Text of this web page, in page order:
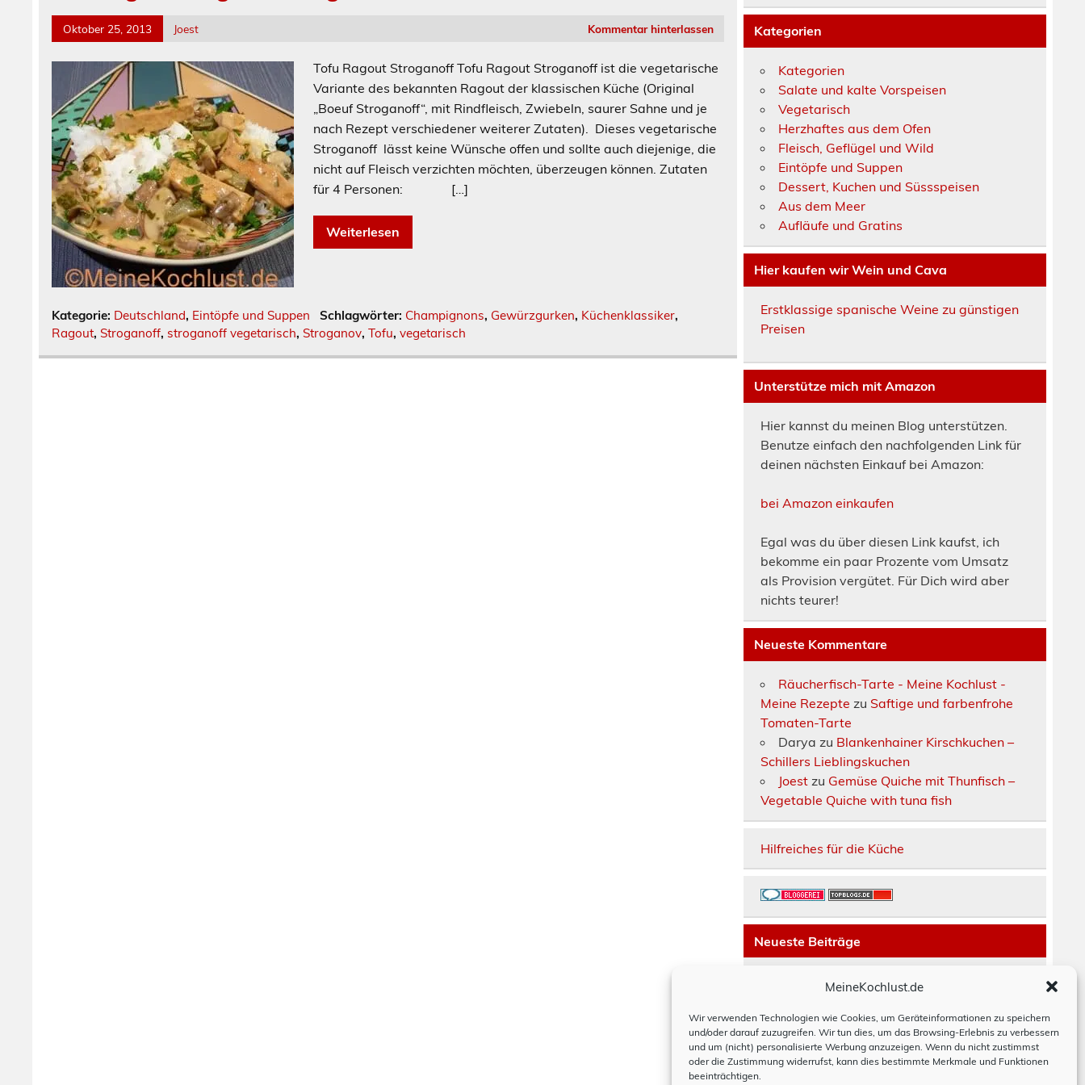
MeineKochlust.de
Wir verwenden Technologien wie Cookies, um Geräteinformationen zu speichern
und/oder darauf zuzugreifen. Wir tun dies, um das Browsing-Erlebnis zu verbessern
und um (nicht) personalisierte Werbung anzuzeigen. Wenn du nicht zustimmst
oder die Zustimmung widerrufst, kann dies bestimmte Merkmale und Funktionen
beeinträchtigen.
Oktober 25, 2013 Joest Kommentar hinterlassen
Tofu Ragout Stroganoff Tofu Ragout Stroganoff ist die vegetarische
Variante des bekannten Ragout der klassischen Küche (Original
„Boeuf Stroganoff“, mit Rindfleisch, Zwiebeln, saurer Sahne und je
nach Rezept verschiedener weiterer Zutaten). Dieses vegetarische
Stroganoff lässt keine Wünsche offen und sollte auch diejenige, die
nicht auf Fleisch verzichten möchten, überzeugen können. Zutaten
für 4 Personen: […]
Weiterlesen
Kategorie: Deutschland, Eintöpfe und Suppen Schlagwörter: Champignons, Gewürzgurken, Küchenklassiker,
Ragout, Stroganoff, stroganoff vegetarisch, Stroganov,Tofu,vegetarisch
Kategorien
Kategorien
Salate und kalte Vorspeisen
Vegetarisch
Herzhaftes aus dem Ofen
Fleisch, Geflügel und Wild
Eintöpfe und Suppen
Dessert, Kuchen und Süssspeisen
Aus dem Meer
Aufläufe und Gratins
Hier kaufen wir Wein und Cava
Erstklassige spanische Weine zu günstigen
Preisen
Unterstütze mich mit Amazon
Hier kannst du meinen Blog unterstützen.
Benutze einfach den nachfolgenden Link für
deinen nächsten Einkauf bei Amazon:
bei Amazon einkaufen
Egal was du über diesen Link kaufst, ich
bekomme ein paar Prozente vom Umsatz
als Provision vergütet. Für Dich wird aber
nichts teurer!
Neueste Kommentare
Räucherfisch-Tarte - Meine Kochlust -
Meine Rezepte zu Saftige und farbenfrohe
Tomaten-Tarte
Darya zu Blankenhainer Kirschkuchen –
Schillers Lieblingskuchen
Joest zu Gemüse Quiche mit Thunfisch –
Vegetable Quiche with tuna fish
Hilfreiches für die Küche
Neueste Beiträge
Räucherfisch-Tarte
Paella mit Chorizo, Hackbällchen und
Bohnen
Moussaka